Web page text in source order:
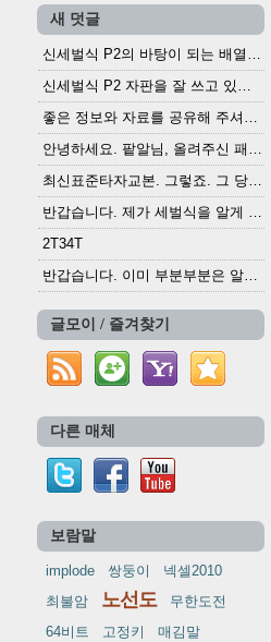
새 덧글
최신표준타자교본. 그렇죠. 그 당시에 최신 표준...
2T34T
반갑습니다. 이미 부분부분은 알려진 정보들이...
글모이 / 즐겨찾기
다른 매체
보람말
implode 쌍둥이
넥셀2010
최불암
노선도
무한도전
64비트
고정키
매김말